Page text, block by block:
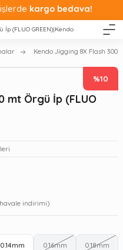
kargo bedava!
Kendo Jigging 8X Flash 300
%10
mt Örgü İp (FLUO
havale indirimi)
0.14mm 0.16mm 0.18mm